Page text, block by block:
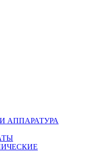
АППАРАТУРА